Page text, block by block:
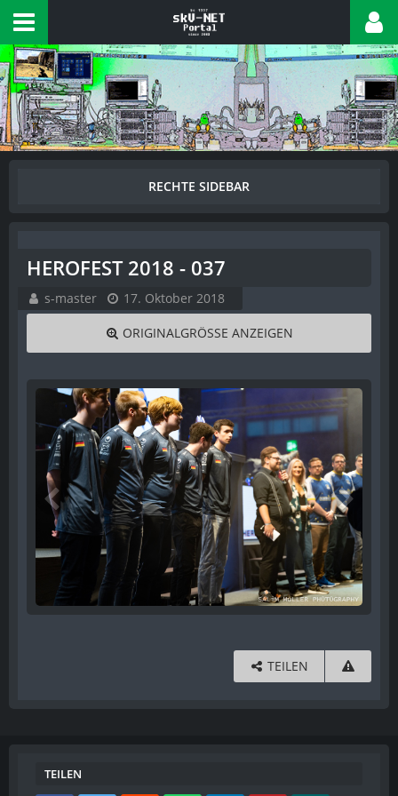
HEROFEST 2018 - 037
s-master 17. Oktober 2018
ORIGINALGRÖSSE ANZEIGEN
TEILEN
TEILEN